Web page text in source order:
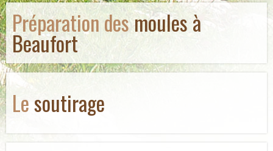
Préparation desmoules à
Beaufort
Lesoutirage